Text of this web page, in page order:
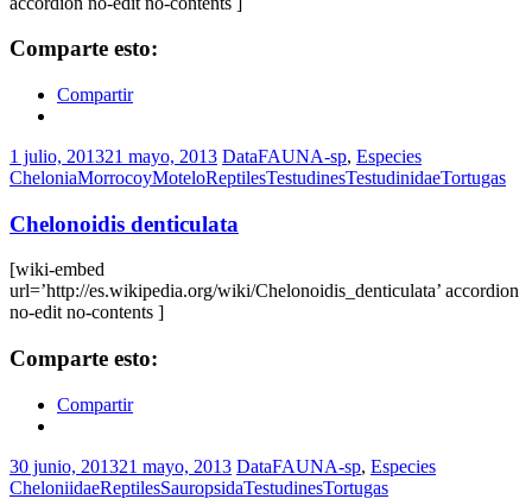
Comparte esto:
Compartir
1 julio, 201321 mayo, 2013 DataFAUNA-sp, Especies
CheloniaMorrocoyMoteloReptilesTestudinesTestudinidaeTortugas
Chelonoidis denticulata
[wiki-embed
url=’http://es.wikipedia.org/wiki/Chelonoidis_denticulata’ accordion
no-edit no-contents ]
Comparte esto:
Compartir
30 junio, 201321 mayo, 2013 DataFAUNA-sp, Especies
CheloniidaeReptilesSauropsidaTestudinesTortugas